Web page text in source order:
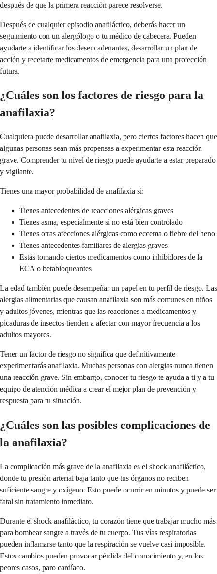
después de que la primera reacción parece resolverse.
Después de cualquier episodio anafiláctico, deberás hacer un
seguimiento con un alergólogo o tu médico de cabecera. Pueden
ayudarte a identificar los desencadenantes, desarrollar un plan de
acción y recetarte medicamentos de emergencia para una protección
futura.
¿Cuáles son los factores de riesgo para la
anafilaxia?
Cualquiera puede desarrollar anafilaxia, pero ciertos factores hacen que
algunas personas sean más propensas a experimentar esta reacción
grave. Comprender tu nivel de riesgo puede ayudarte a estar preparado
y vigilante.
Tienes una mayor probabilidad de anafilaxia si:
Tienes antecedentes de reacciones alérgicas graves
Tienes asma, especialmente si no está bien controlado
Tienes otras afecciones alérgicas como eccema o fiebre del heno
Tienes antecedentes familiares de alergias graves
Estás tomando ciertos medicamentos como inhibidores de la
ECA o betabloqueantes
La edad también puede desempeñar un papel en tu perfil de riesgo. Las
alergias alimentarias que causan anafilaxia son más comunes en niños
y adultos jóvenes, mientras que las reacciones a medicamentos y
picaduras de insectos tienden a afectar con mayor frecuencia a los
adultos mayores.
Tener un factor de riesgo no significa que definitivamente
experimentarás anafilaxia. Muchas personas con alergias nunca tienen
una reacción grave. Sin embargo, conocer tu riesgo te ayuda a ti y a tu
equipo de atención médica a crear el mejor plan de prevención y
respuesta para tu situación.
¿Cuáles son las posibles complicaciones de
la anafilaxia?
La complicación más grave de la anafilaxia es el shock anafiláctico,
donde tu presión arterial baja tanto que tus órganos no reciben
suficiente sangre y oxígeno. Esto puede ocurrir en minutos y puede ser
fatal sin tratamiento inmediato.
Durante el shock anafiláctico, tu corazón tiene que trabajar mucho más
para bombear sangre a través de tu cuerpo. Tus vías respiratorias
pueden inflamarse tanto que la respiración se vuelve casi imposible.
Estos cambios pueden provocar pérdida del conocimiento y, en los
peores casos, paro cardíaco.